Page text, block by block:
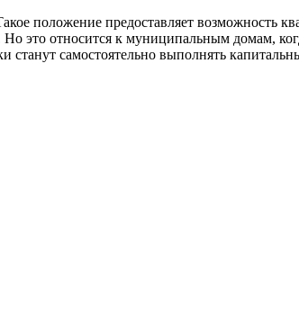
положение предоставляет возможность
это относится к муниципальным домам,
станут самостоятельно выполнять